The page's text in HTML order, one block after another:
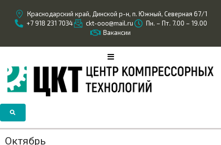
Краснодарский край, Динской р-н, п. Южный, Северная 67/1
+7 918 231 7034
ckt-ooo@mail.ru
Пн. – Пт. 7.00 – 19.00
Вакансии
Октябрь